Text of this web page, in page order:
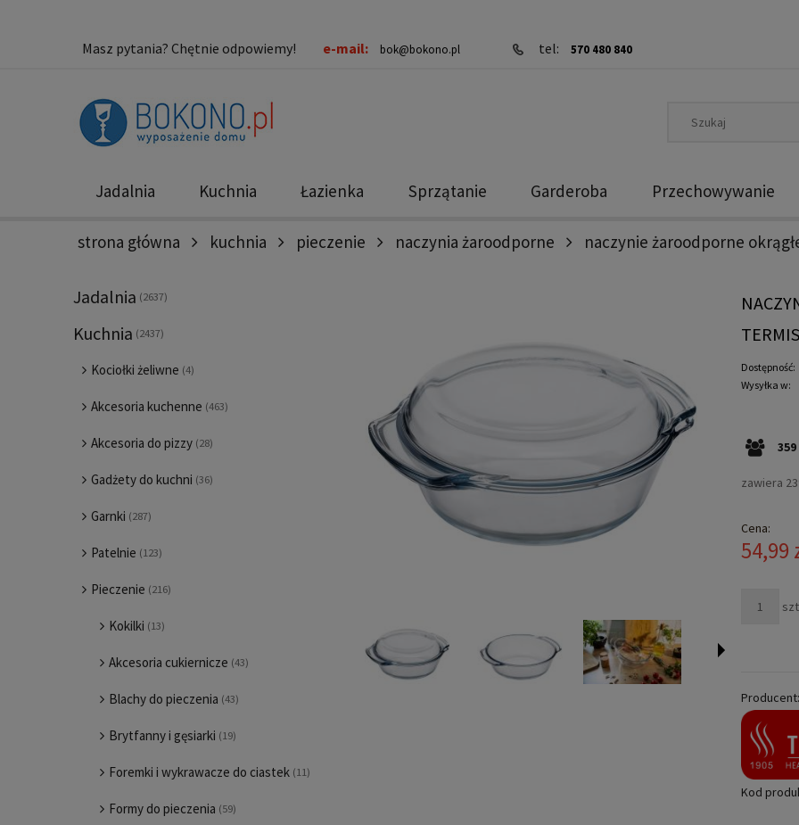
Masz pytania? Chętnie odpowiemy! e-mail: bok@bokono.pl tel: 570 480 840
Jadalnia Kuchnia Łazienka Sprzątanie Garderoba Przechowywanie
Nowości Promocje
strona główna kuchnia pieczenie naczynia żaroodporne naczynie żaroodporne
Jadalnia (2637)
Kuchnia (2437)
Kociołki żeliwne (4)
Akcesoria kuchenne (463)
Akcesoria do pizzy (28)
Gadżety do kuchni (36)
Garnki (287)
Patelnie (123)
Pieczenie (216)
Kokilki (13)
Akcesoria cukiernicze (43)
Blachy do pieczenia (43)
Brytfanny i gęsiarki (19)
Foremki i wykrawacze do ciastek (11)
Formy do pieczenia (59)
Dostępność:
Wysyłka w:
359
zawiera
Cena:
54,99
Producent:
Kod